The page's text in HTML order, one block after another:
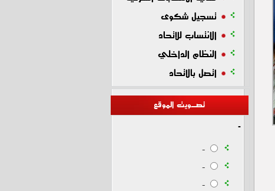
تسجيل شكوى
الانتساب للاتحاد
النظام الداخلي
اتصل بالاتحاد
تصـويت الموقع
-
-
-
-